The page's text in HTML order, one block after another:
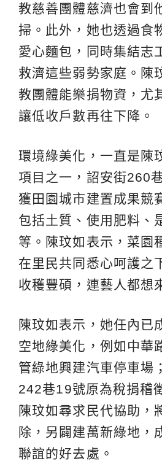
教慈善團體慈濟也會到
掃。此外，她也透過食
愛心麵包，同時集結志
救濟這些弱勢家庭。陳
教團體能樂捐物資，尤
讓低收戶數再往下降。
環境綠美化，一直是陳
項目之一，詔安街260
獲田園城市建置成果競
包括土質、使用肥料、
等。陳玟如表示，菜園
在里民共同悉心呵護之
收穫豐碩，連藝人都想
陳玟如表示，她任內已
空地綠美化，例如中華
管綠地興建汽車停車場
242巷19號原為稅捐稽
陳玟如尋求民代協助，
除，另闢建萬新綠地，
聯誼的好去處。